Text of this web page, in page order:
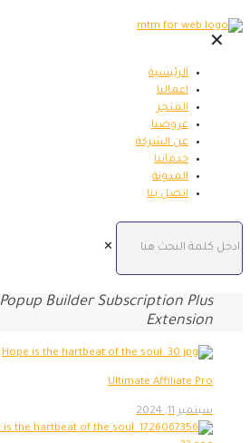
✕
الرئيسية
اعمالنا
المتجر
عروضنا
عن الشركة
خدماتنا
المدونة
اتصل بنا
✕
Popup Builder Subscription Plus
Extension
Ultimate Affiliate Pro
سبتمبر 11, 2024